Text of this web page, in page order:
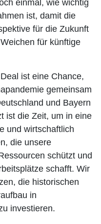
einmal, wie wichtig
ist, damit die
für die Zukunft
für künftige
ist eine Chance,
gemeinsam
und Bayern
ist die Zeit, um in eine
und wirtschaftlich
die unsere
schützt und
schafft. Wir
die historischen
in
investieren.